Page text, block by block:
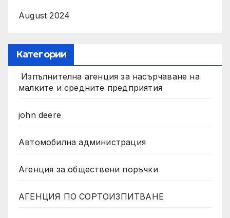
August 2024
Категории
Изпълнителна агенция за насърчаване на
малките и средните предприятия
john deere
Автомобилна администрация
Агенция за обществени поръчки
АГЕНЦИЯ ПО СОРТОИЗПИТВАНЕ